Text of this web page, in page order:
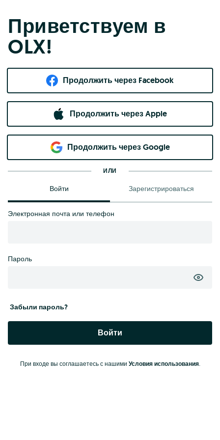
Приветствуем в
OLX!
Продолжить через Facebook
Продолжить через Apple
Продолжить через Google
ИЛИ
Войти Зарегистрироваться
Электронная почта или телефон
Пароль
Забыли пароль?
Войти
При входе вы соглашаетесь с нашими Условия использования.